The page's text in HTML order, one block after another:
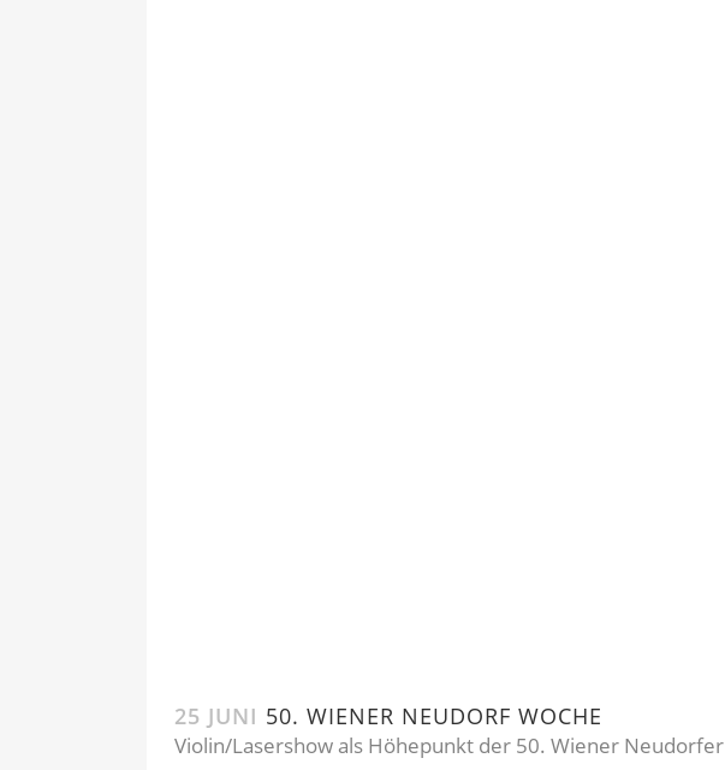
25 JUNI 50. WIENER NEUDORF WOCHE
Violin/Lasershow als Höhepunkt der 50. Wiener